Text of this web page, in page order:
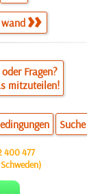
Fragen?
mitzuteilen!
Suche
400 477